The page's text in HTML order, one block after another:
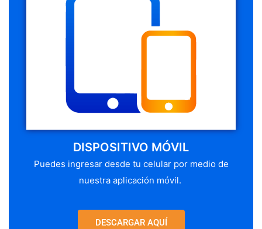
DISPOSITIVO MÓVIL
Puedes ingresar desde tu celular por medio de
nuestra aplicación móvil.
DESCARGAR AQUÍ